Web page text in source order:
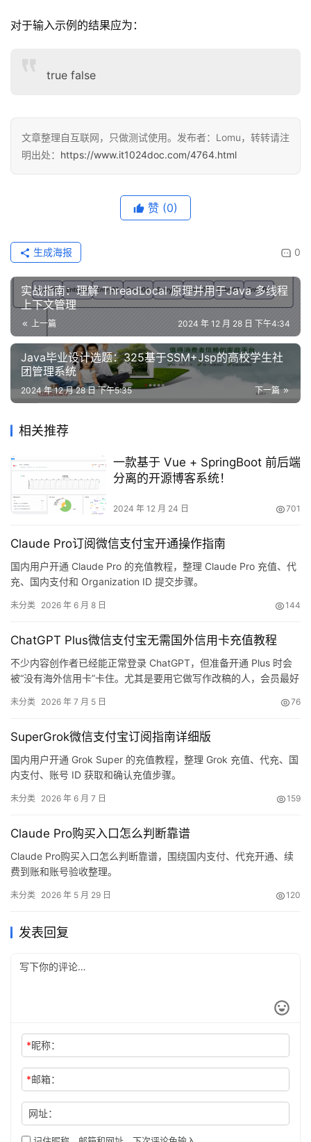
对于输入示例的结果应为：
true false
文章整理自互联网，只做测试使用。发布者：Lomu，转转请注
明出处： https://www.it1024doc.com/4764.html
赞 (0)
0
生成海报
实战指南：理解 ThreadLocal 原理并用于Java 多线程
上下文管理
上一篇 2024 年 12 月 28 日 下午4:34
Java毕业设计选题：325基于SSM+Jsp的高校学生社
团管理系统
下一篇
2024 年 12 月 28 日 下午5:35
相关推荐
一款基于 Vue + SpringBoot 前后端
分离的开源博客系统！
2024 年 12 月 24 日 701
Claude Pro订阅微信支付宝开通操作指南
国内用户开通 Claude Pro 的充值教程，整理 Claude Pro 充值、代
充、国内支付和 Organization ID 提交步骤。
未分类 2026 年 6 月 8 日 144
ChatGPT Plus微信支付宝无需国外信用卡充值教程
不少内容创作者已经能正常登录 ChatGPT，但准备开通 Plus 时会
被“没有海外信用卡”卡住。尤其是要用它做写作改稿的人，会员最好
密、获取 Session、确认账号和刷新状态这些环节拆开说明。如果后
微信支付宝无需国外信用卡充值需求，核心是让
未分类 2026 年 7 月 5 日 76
SuperGrok微信支付宝订阅指南详细版
国内用户开通 Grok Super 的充值教程，整理 Grok 充值、代充、国
内支付、账号 ID 获取和确认充值步骤。
未分类 2026 年 6 月 7 日 159
Claude Pro购买入口怎么判断靠谱
Claude Pro购买入口怎么判断靠谱，围绕国内支付、代充开通、续
费到账和账号验收整理。
未分类 2026 年 5 月 29 日 120
发表回复
*昵称：
*邮箱：
网址：